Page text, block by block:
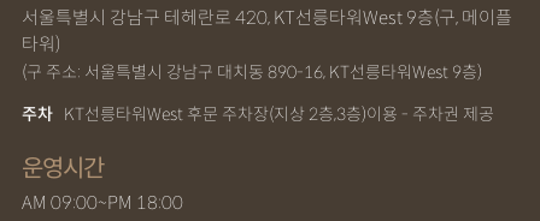
서울특별시 강남구 테헤란로 420, KT선릉타워West 9층(구, 메이플
타워)
(구 주소: 서울특별시 강남구 대치동 890-16, KT선릉타워West 9층)
주차 KT선릉타워West 후문 주차장(지상 2층,3층)이용 - 주차권 제공
운영시간
AM 09:00~PM 18:00